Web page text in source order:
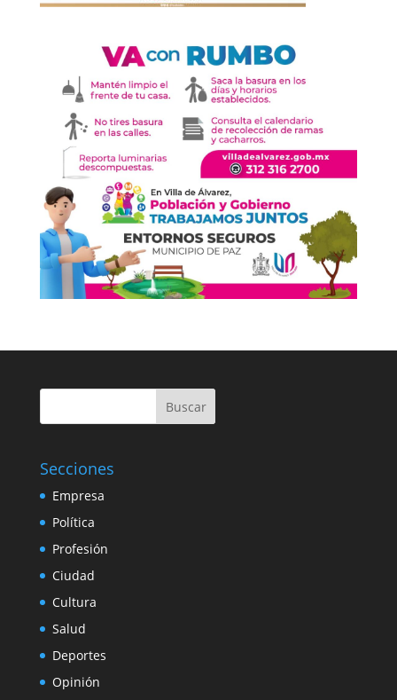
Buscar
Secciones
Empresa
Política
Profesión
Ciudad
Cultura
Salud
Deportes
Opinión